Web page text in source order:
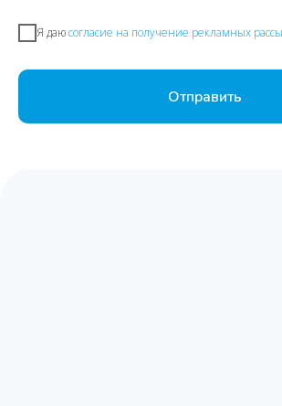
Я даюсогласие на получение рекламных
Отправить